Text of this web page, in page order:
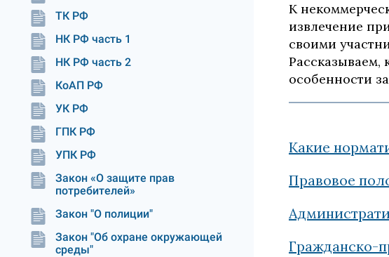
ТК РФ
НК РФ часть 1
НК РФ часть 2
КоАП РФ
УК РФ
ГПК РФ
УПК РФ
Закон «О защите прав
потребителей»
Закон "О полиции"
Закон "Об охране окружающей
среды"
К
извлечение
своими
Рассказываем,
особенности
Какие
Правовое
Гражданско-